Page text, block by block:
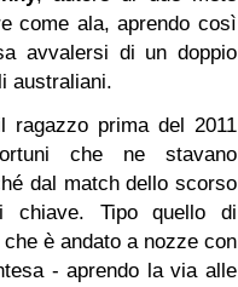
come ala, aprendo così
avvalersi di un doppio
australiani.
ragazzo prima del 2011
che ne stavano
dal match dello scorso
chiave. Tipo quello di
è andato a nozze con
- aprendo la via alle